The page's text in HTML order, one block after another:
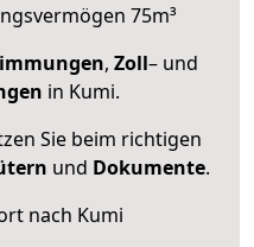
75m³
, Zoll– und
in Kumi.
Sie beim richtigen
und Dokumente.
nach Kumi